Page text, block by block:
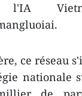
l'IA
ce réseau